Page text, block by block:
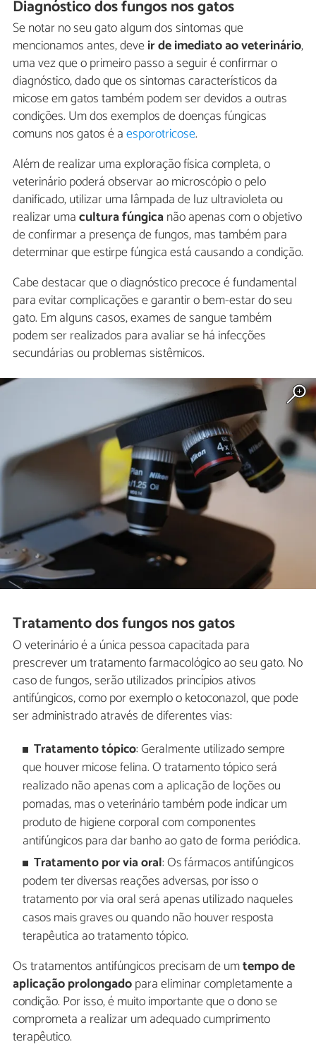
Diagnóstico dos fungos nos gatos
Se notar no seu gato algum dos sintomas que
mencionamos antes, deveir de imediato ao veterinário,
uma vez que o primeiro passo a seguir é confirmar o
diagnóstico, dado que os sintomas característicos da
micose em gatos também podem ser devidos a outras
condições. Um dos exemplos de doenças fúngicas
comuns nos gatos é aesporotricose.
Além de realizar uma exploração física completa, o
veterinário poderá observar ao microscópio o pelo
danificado, utilizar uma lâmpada de luz ultravioleta ou
realizar umacultura fúngicanão apenas com o objetivo
de confirmar a presença de fungos, mas também para
determinar que estirpe fúngica está causando a condição.
Cabe destacar que o diagnóstico precoce é fundamental
para evitar complicações e garantir o bem-estar do seu
gato. Em alguns casos, exames de sangue também
podem ser realizados para avaliar se há infecções
secundárias ou problemas sistêmicos.
Tratamento dos fungos nos gatos
O veterinário é a única pessoa capacitada para
prescrever um tratamento farmacológico ao seu gato. No
caso de fungos, serão utilizados princípios ativos
antifúngicos, como por exemplo o ketoconazol, que pode
ser administrado através de diferentes vias:
Tratamento tópico: Geralmente utilizado sempre
que houver micose felina. O tratamento tópico será
realizado não apenas com a aplicação de loções ou
pomadas, mas o veterinário também pode indicar um
produto de higiene corporal com componentes
antifúngicos para dar banho ao gato de forma periódica.
Tratamento por via oral: Os fármacos antifúngicos
podem ter diversas reações adversas, por isso o
tratamento por via oral será apenas utilizado naqueles
casos mais graves ou quando não houver resposta
terapêutica ao tratamento tópico.
Os tratamentos antifúngicos precisam de umtempo de
aplicação prolongadopara eliminar completamente a
condição. Por isso, é muito importante que o dono se
comprometa a realizar um adequado cumprimento
terapêutico.